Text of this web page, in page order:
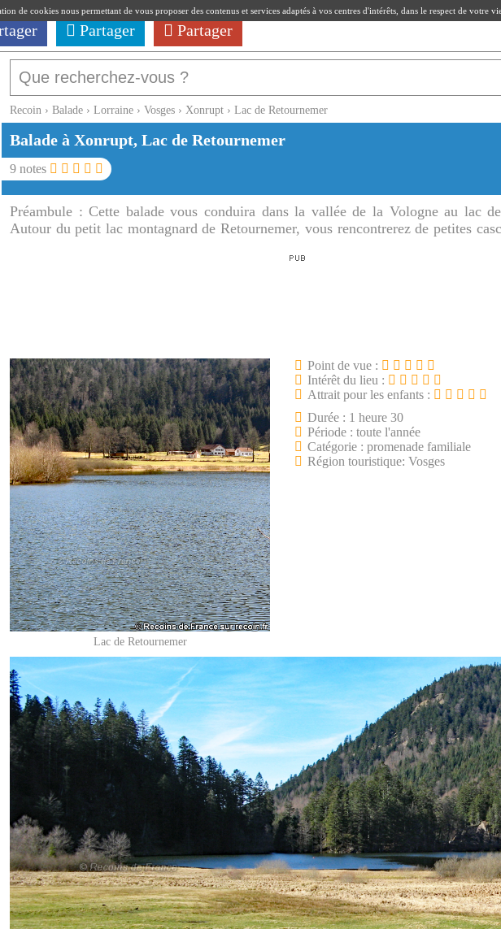
Partager Partager
Recoin › Balade › Lorraine › Vosges › Xonrupt › Lac de Retournemer
Balade à Xonrupt, Lac de Retournemer
9 notes
Préambule :Cette balade vous conduira dans la vallée de la Vologne au lac
Autour du petit lac montagnard de Retournemer, vous rencontrerez de petites
Lac de Retournemer
Point de vue :
Intérêt du lieu :
Attrait pour les enfants :
Durée : 1 heure 30
Période : toute l'année
Catégorie : promenade familiale
Région touristique: Vosges
de cookies nous permettant de vous proposer des contenus et services adaptés à vos centres d'intérêts, dans le respect de votre